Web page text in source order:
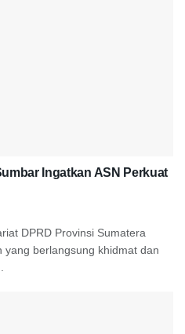
Ingatkan ASN Perkuat
DPRD Provinsi Sumatera
berlangsung khidmat dan